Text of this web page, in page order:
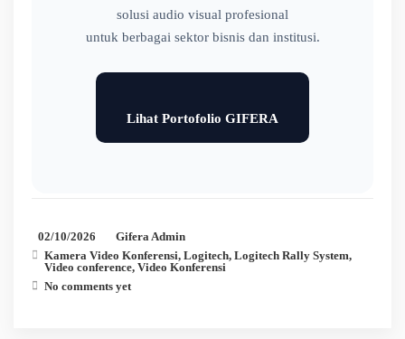
solusi audio visual profesional
untuk berbagai sektor bisnis dan institusi.
Lihat Portofolio GIFERA
02/10/2026
Gifera Admin
Kamera Video Konferensi, Logitech, Logitech Rally System,
Video conference, Video Konferensi
No comments yet